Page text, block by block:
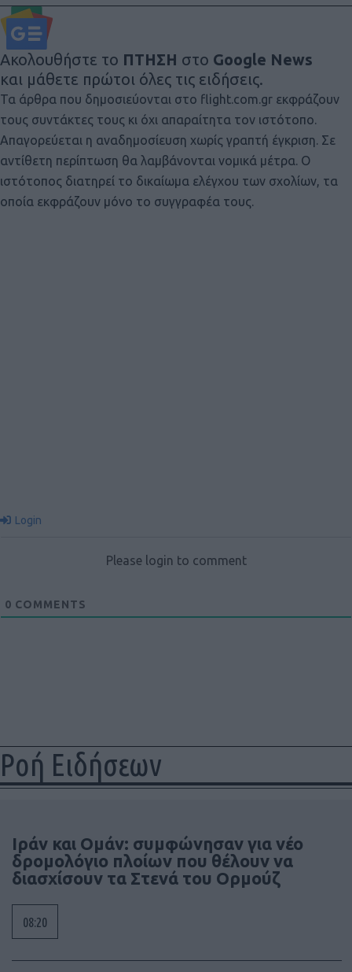
Ροή Ειδήσεων
Ιράν και Ομάν: συμφώνησαν για νέο
δρομολόγιο πλοίων που θέλουν να
διασχίσουν τα Στενά του Ορμούζ
08:20
Ακολουθήστε το ΠΤΗΣΗ στο Google News
και μάθετε πρώτοι όλες τις ειδήσεις.
Τα άρθρα που δημοσιεύονται στο flight.com.gr εκφράζουν
τους συντάκτες τους κι όχι απαραίτητα τον ιστότοπο.
Απαγορεύεται η αναδημοσίευση χωρίς γραπτή έγκριση. Σε
αντίθετη περίπτωση θα λαμβάνονται νομικά μέτρα. Ο
ιστότοπος διατηρεί το δικαίωμα ελέγχου των σχολίων, τα
οποία εκφράζουν μόνο το συγγραφέα τους.
Login
Please login to comment
0 COMMENTS